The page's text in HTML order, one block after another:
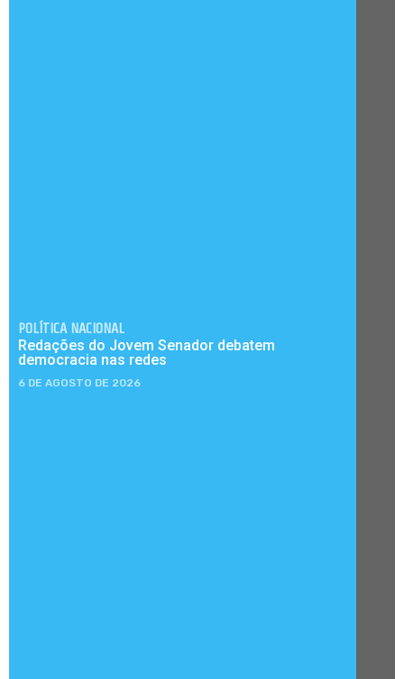
POLÍTICA NACIONAL
Redações do Jovem Senador debatem
democracia nas redes
6 DE AGOSTO DE 2026